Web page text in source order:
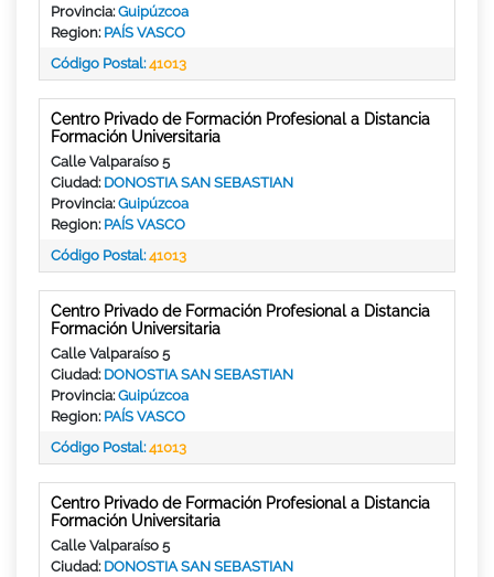
Provincia:Guipúzcoa
Region: PAÍS VASCO
Código Postal:41013
Centro Privado de Formación Profesional a Distancia
Formación Universitaria
Calle Valparaíso 5
Ciudad: DONOSTIA SAN SEBASTIAN
Provincia:Guipúzcoa
Region: PAÍS VASCO
Código Postal:41013
Centro Privado de Formación Profesional a Distancia
Formación Universitaria
Calle Valparaíso 5
Ciudad: DONOSTIA SAN SEBASTIAN
Provincia:Guipúzcoa
Region: PAÍS VASCO
Código Postal:41013
Centro Privado de Formación Profesional a Distancia
Formación Universitaria
Calle Valparaíso 5
Ciudad: DONOSTIA SAN SEBASTIAN